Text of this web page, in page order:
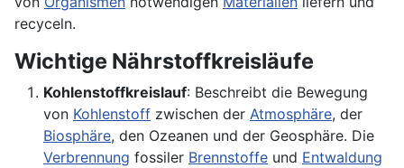
recyceln.
Wichtige Nährstoffkreisläufe
Kohlenstoffkreislauf: Beschreibt die Bewegung
von Kohlenstoff zwischen der Atmosphäre, der
Biosphäre, den Ozeanen und der Geosphäre. Die
Verbrennung fossiler Brennstoffe und Entwaldung